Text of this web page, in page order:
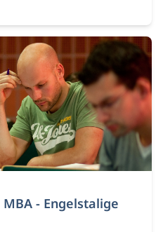
én collega-
dit direct naar het beleid
- Engelstalige